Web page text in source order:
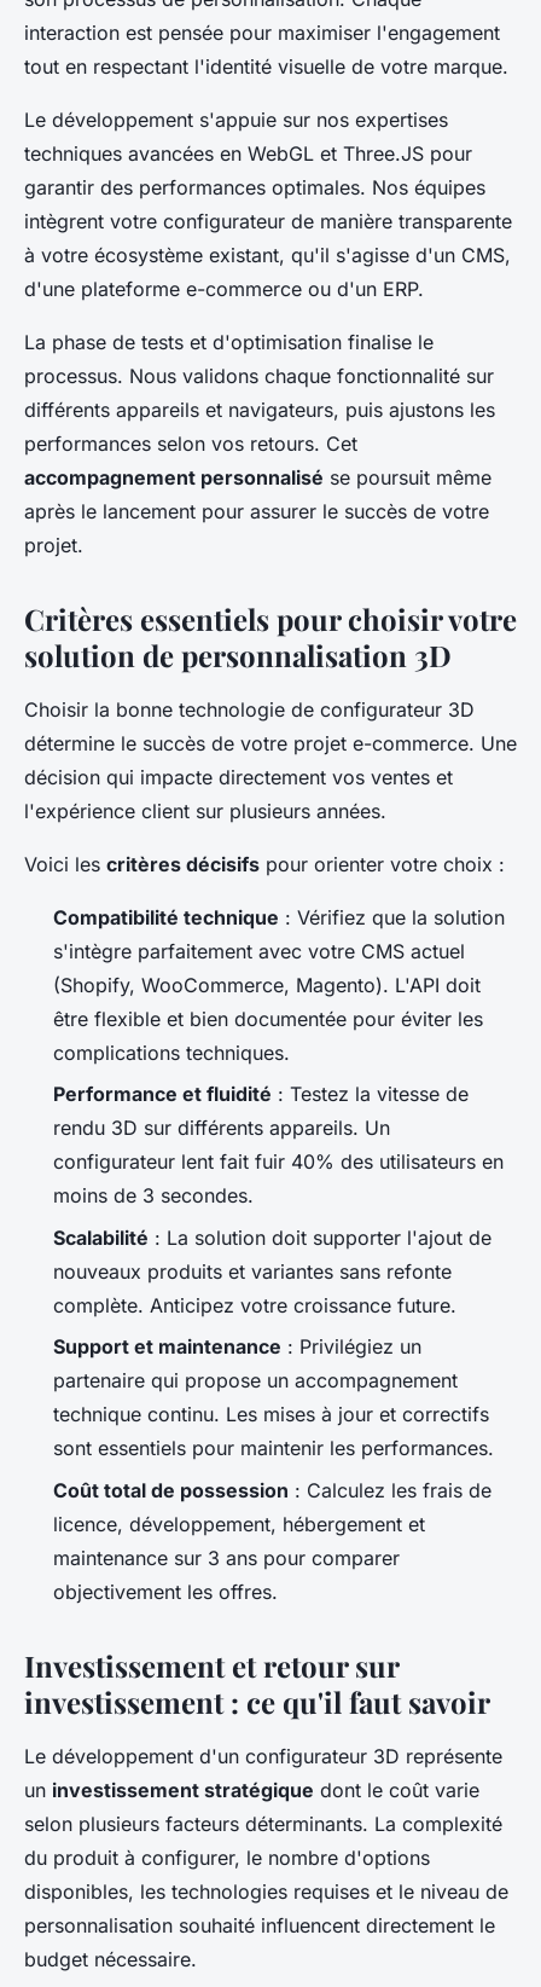
interaction est pensée pour maximiser l'engagement
tout en respectant l'identité visuelle de votre marque.
Le développement s'appuie sur nos expertises
techniques avancées en WebGL et Three.JS pour
garantir des performances optimales. Nos équipes
intègrent votre configurateur de manière transparente
à votre écosystème existant, qu'il s'agisse d'un CMS,
d'une plateforme e-commerce ou d'un ERP.
La phase de tests et d'optimisation finalise le
processus. Nous validons chaque fonctionnalité sur
différents appareils et navigateurs, puis ajustons les
performances selon vos retours. Cet
accompagnement personnalisé se poursuit même
après le lancement pour assurer le succès de votre
projet.
Critères essentiels pour choisir votre
solution de personnalisation 3D
Choisir la bonne technologie de configurateur 3D
détermine le succès de votre projet e-commerce. Une
décision qui impacte directement vos ventes et
l'expérience client sur plusieurs années.
Voici les critères décisifs pour orienter votre choix :
Compatibilité technique : Vérifiez que la solution
s'intègre parfaitement avec votre CMS actuel
(Shopify, WooCommerce, Magento). L'API doit
être flexible et bien documentée pour éviter les
complications techniques.
Performance et fluidité : Testez la vitesse de
rendu 3D sur différents appareils. Un
configurateur lent fait fuir 40% des utilisateurs en
moins de 3 secondes.
Scalabilité : La solution doit supporter l'ajout de
nouveaux produits et variantes sans refonte
complète. Anticipez votre croissance future.
Support et maintenance : Privilégiez un
partenaire qui propose un accompagnement
technique continu. Les mises à jour et correctifs
sont essentiels pour maintenir les performances.
Coût total de possession : Calculez les frais de
licence, développement, hébergement et
maintenance sur 3 ans pour comparer
objectivement les offres.
Investissement et retour sur
investissement : ce qu'il faut savoir
Le développement d'un configurateur 3D représente
un investissement stratégique dont le coût varie
selon plusieurs facteurs déterminants. La complexité
du produit à configurer, le nombre d'options
disponibles, les technologies requises et le niveau de
personnalisation souhaité influencent directement le
budget nécessaire.